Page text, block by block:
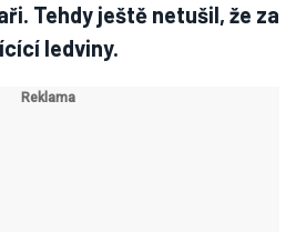
Tehdy ještě netušil, že za
ledviny.